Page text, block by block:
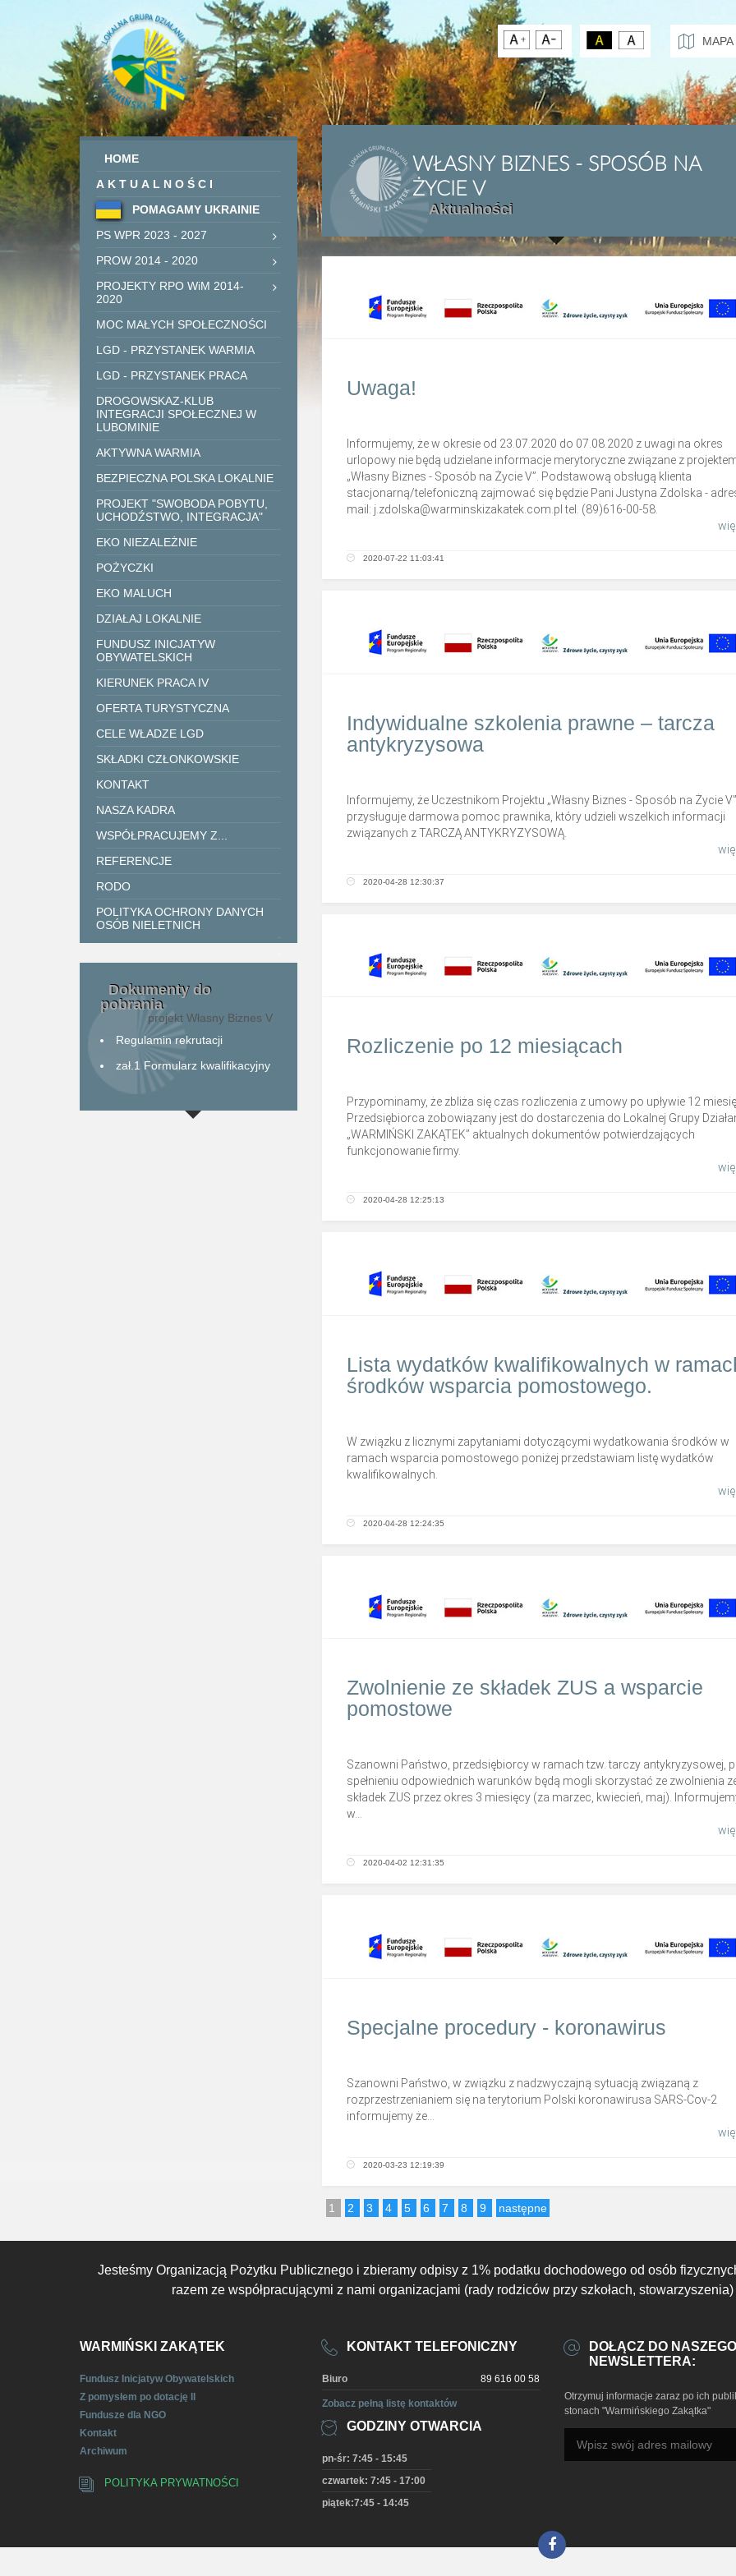
MAPA
WŁASNY BIZNES - SPOSÓB NA
ŻYCIE V
Aktualności
Uwaga!
Informujemy, że w okresie od 23.07.2020 do 07.08.2020 z uwagi na okres
urlopowy nie będą udzielane informacje merytoryczne związane z
„Własny Biznes - Sposób na Życie V”. Podstawową obsługą klienta
stacjonarną/telefoniczną zajmować się będzie Pani Justyna Zdolska -
mail: j.zdolska@warminskizakatek.com.pl tel. (89)616-00-58.
2020-07-22 11:03:41
Indywidualne szkolenia prawne – tarcza
antykryzysowa
Informujemy, że Uczestnikom Projektu „Własny Biznes - Sposób na Życie V”
przysługuje darmowa pomoc prawnika, który udzieli wszelkich informacji
związanych z TARCZĄ ANTYKRYZYSOWĄ.
2020-04-28 12:30:37
Rozliczenie po 12 miesiącach
Przypominamy, że zbliża się czas rozliczenia z umowy po upływie 12
Przedsiębiorca zobowiązany jest do dostarczenia do Lokalnej Grupy
„WARMIŃSKI ZAKĄTEK” aktualnych dokumentów potwierdzających
funkcjonowanie firmy.
2020-04-28 12:25:13
Lista wydatków kwalifikowalnych w
środków wsparcia pomostowego.
W związku z licznymi zapytaniami dotyczącymi wydatkowania środków w
ramach wsparcia pomostowego poniżej przedstawiam listę wydatków
kwalifikowalnych.
2020-04-28 12:24:35
Zwolnienie ze składek ZUS a wsparcie
pomostowe
Szanowni Państwo, przedsiębiorcy w ramach tzw. tarczy antykryzysowej,
spełnieniu odpowiednich warunków będą mogli skorzystać ze zwolnienia
składek ZUS przez okres 3 miesięcy (za marzec, kwiecień, maj).
w...
2020-04-02 12:31:35
Specjalne procedury - koronawirus
Szanowni Państwo, w związku z nadzwyczajną sytuacją związaną z
rozprzestrzenianiem się na terytorium Polski koronawirusa SARS-Cov-2
informujemy że...
2020-03-23 12:19:39
1 2 3 4 5 6 7 8 9 następne
HOME
AKTUALNOŚCI
POMAGAMY UKRAINIE
PS WPR 2023 - 2027
PROW 2014 - 2020
PROJEKTY RPO WiM 2014-
2020
MOC MAŁYCH SPOŁECZNOŚCI
LGD - PRZYSTANEK WARMIA
LGD - PRZYSTANEK PRACA
DROGOWSKAZ-KLUB
INTEGRACJI SPOŁECZNEJ W
LUBOMINIE
AKTYWNA WARMIA
BEZPIECZNA POLSKA LOKALNIE
PROJEKT "SWOBODA POBYTU,
UCHODŹSTWO, INTEGRACJA"
EKO NIEZALEŻNIE
POŻYCZKI
EKO MALUCH
DZIAŁAJ LOKALNIE
FUNDUSZ INICJATYW
OBYWATELSKICH
KIERUNEK PRACA IV
OFERTA TURYSTYCZNA
CELE WŁADZE LGD
SKŁADKI CZŁONKOWSKIE
KONTAKT
NASZA KADRA
WSPÓŁPRACUJEMY Z...
REFERENCJE
RODO
POLITYKA OCHRONY DANYCH
OSÓB NIELETNICH
Dokumenty do
pobrania
projekt Własny Biznes V
Regulamin rekrutacji
zał.1 Formularz kwalifikacyjny
Jesteśmy Organizacją Pożytku Publicznego i zbieramy odpisy z 1% podatku dochodowego od osób
razem ze współpracującymi z nami organizacjami (rady rodziców przy szkołach,
WARMIŃSKI ZAKĄTEK
Fundusz Inicjatyw Obywatelskich
Z pomysłem po dotację II
Fundusze dla NGO
Kontakt
Archiwum
POLITYKA PRYWATNOŚCI
KONTAKT TELEFONICZNY
Biuro 89 616 00 58
Zobacz pełną listę kontaktów
GODZINY OTWARCIA
pn-śr: 7:45 - 15:45
czwartek: 7:45 - 17:00
piątek:7:45 - 14:45
DOŁĄCZ DO NASZEGO
NEWSLETTERA:
Otrzymuj informacje zaraz po ich
stonach "Warmińskiego Zakątka"